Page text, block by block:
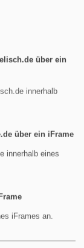
über ein
innerhalb
über ein iFrame
innerhalb eines
iFrames an.